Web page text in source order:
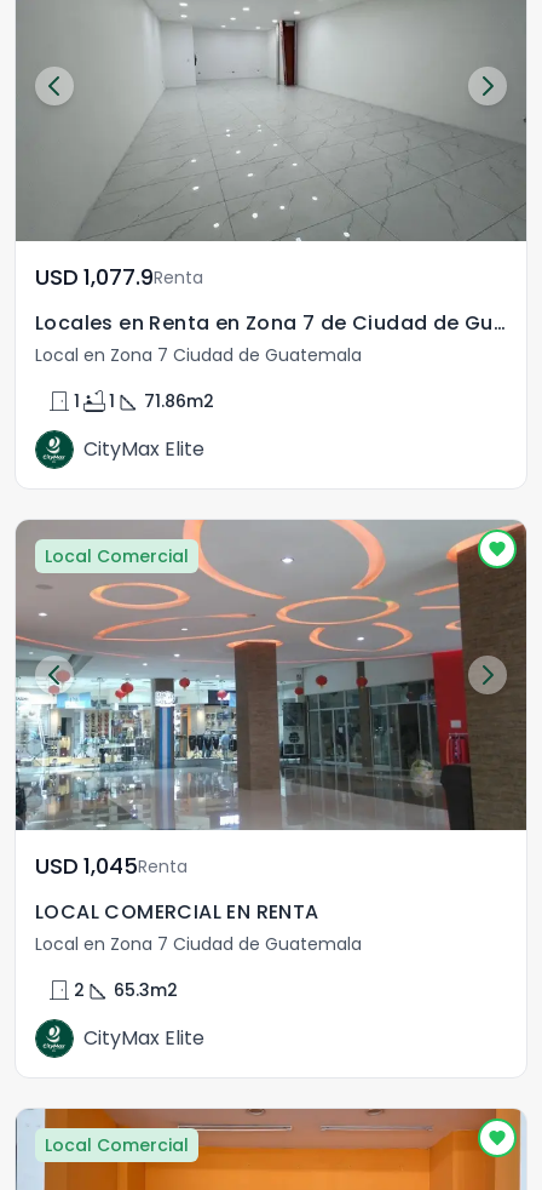
USD	1,077.9Renta
Locales en Renta en Zona 7 de Ciudad de Guatemala
Local en Zona 7 Ciudad de Guatemala
door_front 1 bathtub1 square_foot 71.86m2
CityMax Elite
Local Comercial
USD	1,045Renta
LOCAL COMERCIAL EN RENTA
Local en Zona 7 Ciudad de Guatemala
door_front 2 square_foot 65.3m2
CityMax Elite
Local Comercial